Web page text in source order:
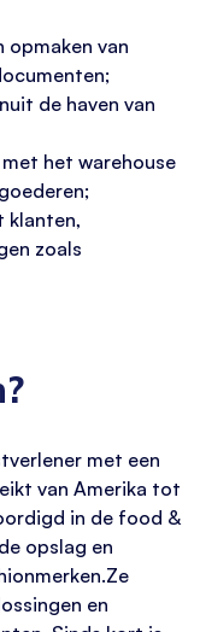
opmaken van
de haven van
het warehouse
klanten,
zoals
met een
van Amerika tot
in de food &
opslag en
en